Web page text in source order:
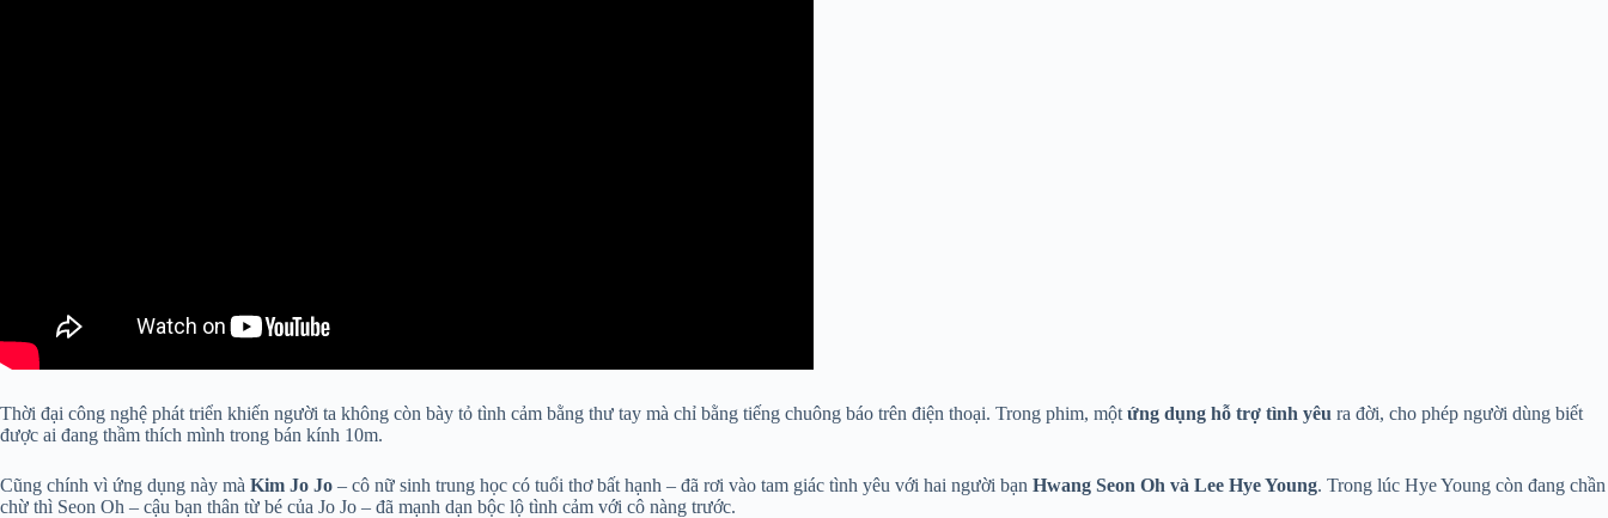
Thời đại công nghệ phát triển khiến người ta không còn bày tỏ tình cảm bằng thư tay mà chỉ bằng tiếng chuông báo trên điện thoại. Trong phim, một ứng dụng hỗ trợ tình yêu ra đời, cho phép người dùng biết
được ai đang thầm thích mình trong bán kính 10m.
Cũng chính vì ứng dụng này mà Kim Jo Jo – cô nữ sinh trung học có tuổi thơ bất hạnh – đã rơi vào tam giác tình yêu với hai người bạn Hwang Seon Oh và Lee Hye Young. Trong lúc Hye Young còn đang chần
chừ thì Seon Oh – cậu bạn thân từ bé của Jo Jo – đã mạnh dạn bộc lộ tình cảm với cô nàng trước.